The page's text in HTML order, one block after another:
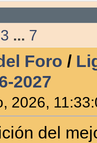
3 ... 7
Foro /
2027
2026,
del